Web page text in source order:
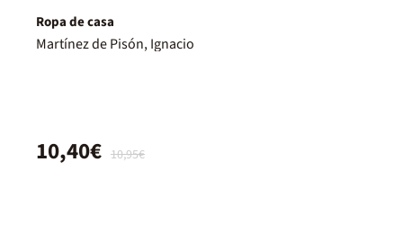
Ropa de casa
Martínez de Pisón, Ignacio
10,95€
10,40€